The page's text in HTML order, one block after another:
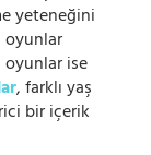
yeteneğini
oyunlar
oyunlar ise
, farklı yaş
bir içerik